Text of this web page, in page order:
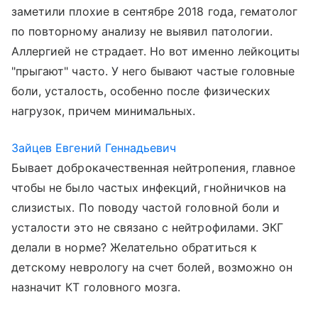
заметили плохие в сентябре 2018 года, гематолог
по повторному анализу не выявил патологии.
Аллергией не страдает. Но вот именно лейкоциты
"прыгают" часто. У него бывают частые головные
боли, усталость, особенно после физических
нагрузок, причем минимальных.
Зайцев Евгений Геннадьевич
Бывает доброкачественная нейтропения, главное
чтобы не было частых инфекций, гнойничков на
слизистых. По поводу частой головной боли и
усталости это не связано с нейтрофилами. ЭКГ
делали в норме? Желательно обратиться к
детскому неврологу на счет болей, возможно он
назначит КТ головного мозга.